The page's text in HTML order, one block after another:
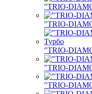
"TRIO-
"TRIO-
"TRIO-
"TRIO-
"TRIO-